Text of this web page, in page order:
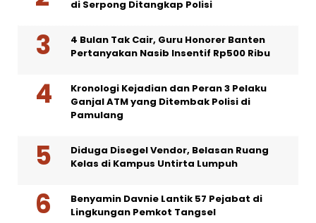
di Serpong Ditangkap Polisi
4 Bulan Tak Cair, Guru Honorer Banten
Pertanyakan Nasib Insentif Rp500 Ribu
Kronologi Kejadian dan Peran 3 Pelaku
Ganjal ATM yang Ditembak Polisi di
Pamulang
Diduga Disegel Vendor, Belasan Ruang
Kelas di Kampus Untirta Lumpuh
Benyamin Davnie Lantik 57 Pejabat di
Lingkungan Pemkot Tangsel